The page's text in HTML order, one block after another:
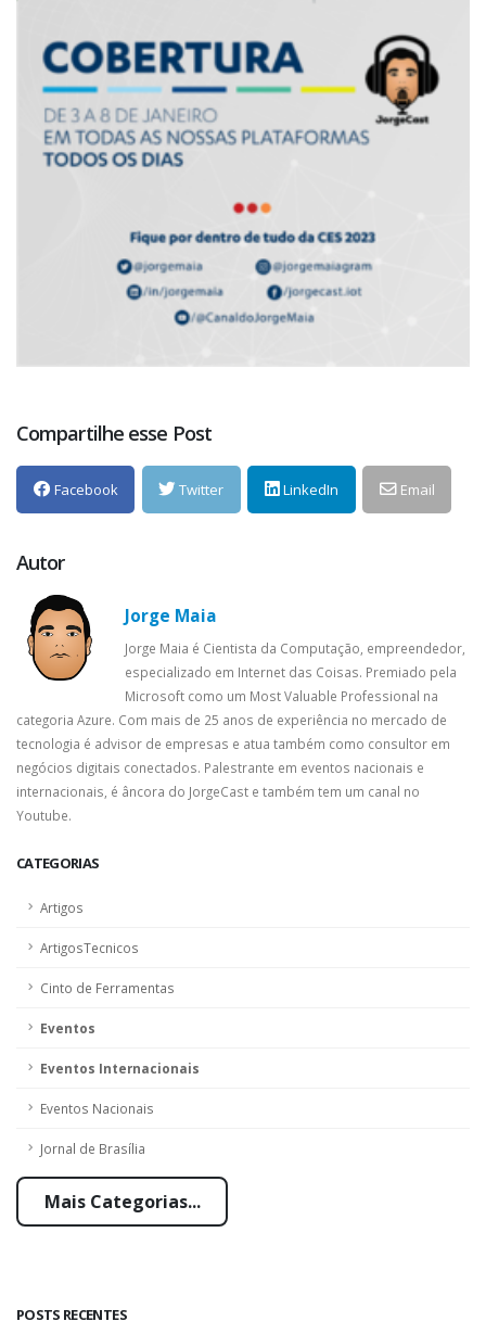
CATEGORIAS
Artigos
ArtigosTecnicos
Cinto de Ferramentas
Eventos
Eventos Internacionais
Eventos Nacionais
Jornal de Brasília
Mais Categorias...
POSTS RECENTES
Compartilhe esse Post
Facebook Twitter LinkedIn Email
Autor
Jorge Maia
Jorge Maia é Cientista da Computação, empreendedor,
especializado em Internet das Coisas. Premiado pela
Microsoft como um Most Valuable Professional na
categoria Azure. Com mais de 25 anos de experiência no mercado de
tecnologia é advisor de empresas e atua também como consultor em
negócios digitais conectados. Palestrante em eventos nacionais e
internacionais, é âncora do JorgeCast e também tem um canal no
Youtube.